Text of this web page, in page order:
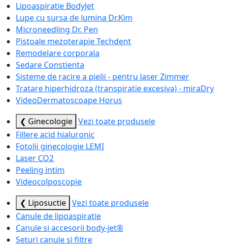
Lipoaspiratie BodyJet
Lupe cu sursa de lumina Dr.Kim
Microneedling Dr. Pen
Pistoale mezoterapie Techdent
Remodelare corporala
Sedare Constienta
Sisteme de racire a pielii - pentru laser Zimmer
Tratare hiperhidroza (transpiratie excesiva) - miraDry
VideoDermatoscoape Horus
❮ Ginecologie Vezi toate produsele
Fillere acid hialuronic
Fotolii ginecologie LEMI
Laser CO2
Peeling intim
Videocolposcopie
❮ Liposuctie Vezi toate produsele
Canule de lipoaspiratie
Canule si accesorii body-jet®
Seturi canule si filtre